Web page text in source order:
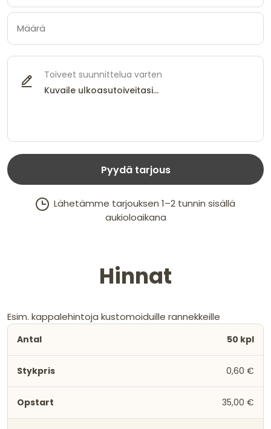
Toiveet suunnittelua varten
Pyydä tarjous
Lähetämme tarjouksen 1–2 tunnin sisällä
aukioloaikana
Hinnat
Esim. kappalehintoja kustomoiduille rannekkeille
50 kpl
0,60 €
35,00 €